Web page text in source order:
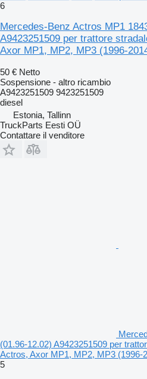
6
Mercedes-Benz Actros MP1
A9423251509 per trattore
Axor MP1, MP2, MP3 (1996-
50 € Netto
Sospensione - altro ricambio
A9423251509 9423251509
diesel
Estonia, Tallinn
TruckParts Eesti OÜ
Contattare il venditore
(01.96-12.02) A9423251509 per
Actros, Axor MP1, MP2, MP3 (1996-
5